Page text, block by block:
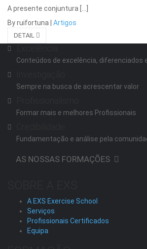
A presente conjuntura […]
By ruifortuna Artigos
DETAIL
Conteúdos de excelência, diferenciados
Sempre na busca de acrescentar valor
Formar mais e melhores Profissionais
Fundamentação e análise pela
AS NOSSAS FORMAÇÕES
A EXS Exercise School
Serviços
Profissionais Certificados
Equipa